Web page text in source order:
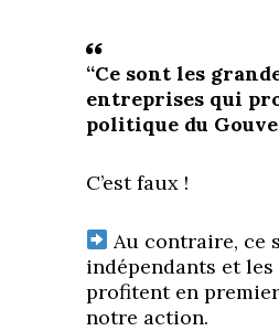
“Ce sont les
entreprises qui
politique du
C’est faux !
Au contraire, ce
indépendants et les
profitent en
notre action.